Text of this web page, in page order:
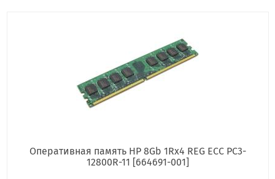
Оперативная память HP 8Gb 1Rx4 REG ECC PC3-
12800R-11 [664691-001]